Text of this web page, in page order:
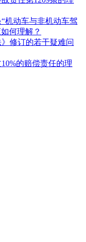
机动车与非机动车驾
何理解？
修订的若干疑难问
的赔偿责任的理